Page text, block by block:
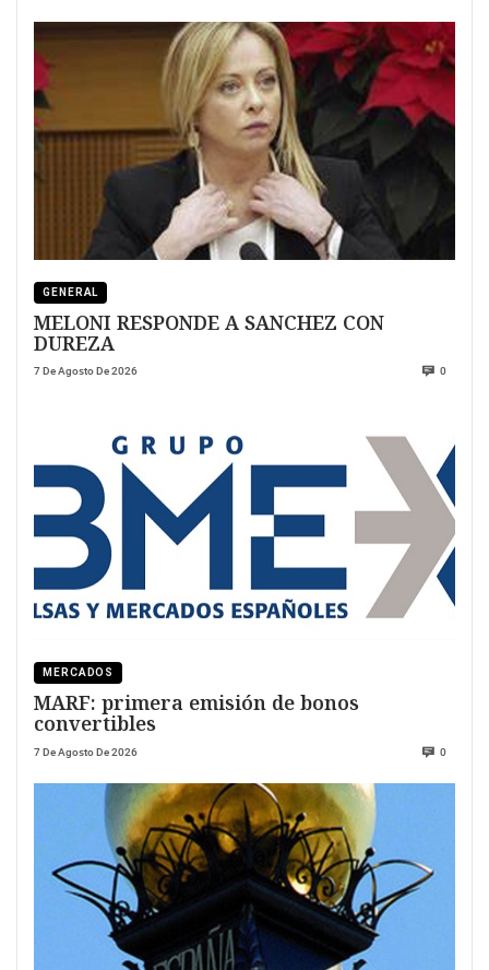
GENERAL
MELONI RESPONDE A SANCHEZ CON
DUREZA
7 De Agosto De 2026 0
MERCADOS
MARF: primera emisión de bonos
convertibles
7 De Agosto De 2026 0